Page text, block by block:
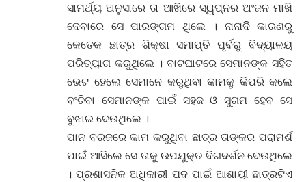
ସାମର୍ଥ୍ୟ ଅନୁସାରେ ତା ଆଖିରେ ସ୍ୱପ୍ନର ଅଂଜନ ମାଖି
ଦେବାରେ ସେ ପାରଙ୍ଗମ ଥିଲେ । ନାନାଦି କାରଣରୁ
କେତେକ ଛାତ୍ର ଶିକ୍ଷା ସମାପ୍ତି ପୂର୍ବରୁ ବିଦ୍ୟାଳୟ
ପରିତ୍ୟାଗ କରୁଥିଲେ । ବାଟଘାଟରେ ସେମାନଙ୍କ ସହିତ
ଭେଟ ହେଲେ ସେମାନେ କରୁଥିବା କାମକୁ କିପରି କଲେ
ବଂଚିବା ସେମାନଙ୍କ ପାଇଁ ସହଜ ଓ ସୁଗମ ହେବ ସେ
ବୁଝାଇ ଦେଉଥିଲେ ।
ପାନ ବରଜରେ କାମ କରୁଥିବା ଛାତ୍ର ତାଙ୍କର ପରାମର୍ଶ
ପାଇଁ ଆସିଲେ ସେ ତାକୁ ଉପଯୁକ୍ତ ଦିଗଦର୍ଶନ ଦେଉଥିଲେ
। ପ୍ରଶାସନିକ ଅଧିକାରୀ ପଦ ପାଇଁ ଆଶାୟୀ ଛାତ୍ରଟିଏ